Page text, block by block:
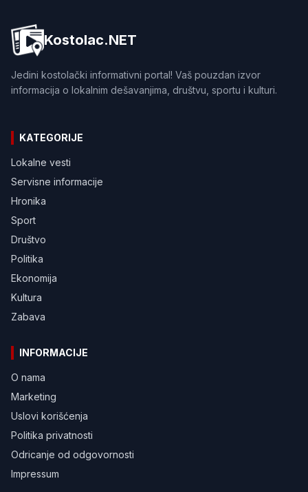
Kostolac.NET
Jedini kostolački informativni portal! Vaš pouzdan izvor
informacija o lokalnim dešavanjima, društvu, sportu i kulturi.
KATEGORIJE
Lokalne vesti
Servisne informacije
Hronika
Sport
Društvo
Politika
Ekonomija
Kultura
Zabava
INFORMACIJE
O nama
Marketing
Uslovi korišćenja
Politika privatnosti
Odricanje od odgovornosti
Impressum